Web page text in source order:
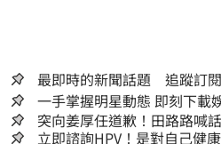
最即時的新聞話題 追蹤訂
一手掌握明星動
突向姜厚任道歉！田路路喊
當時太衝動
立即諮詢HPV！是對自己健